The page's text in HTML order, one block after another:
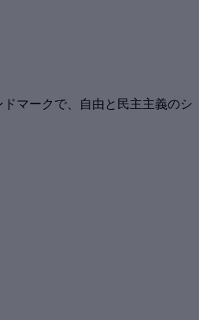
マークで、自由と民主主義のシ